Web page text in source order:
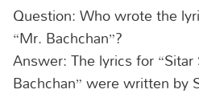
Question: Who wrote the
“Mr. Bachchan”?
Answer: The lyrics for “Sitar
Bachchan” were written by